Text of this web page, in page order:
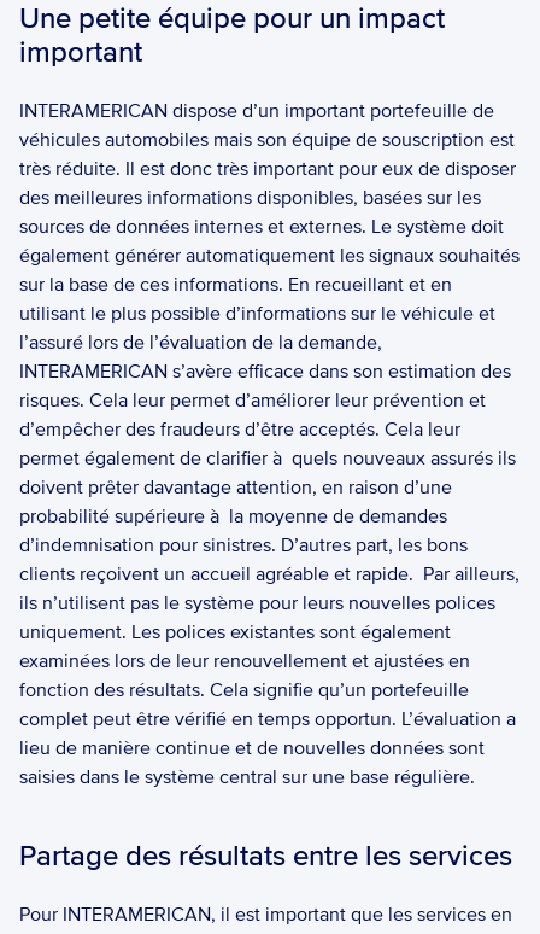
Une petite équipe pour un impact
important
INTERAMERICAN dispose d’un important portefeuille de
véhicules automobiles mais son équipe de souscription est
très réduite. Il est donc très important pour eux de disposer
des meilleures informations disponibles, basées sur les
sources de données internes et externes. Le système doit
également générer automatiquement les signaux souhaités
sur la base de ces informations. En recueillant et en
utilisant le plus possible d’informations sur le véhicule et
l’assuré lors de l’évaluation de la demande,
INTERAMERICAN s’avère efficace dans son estimation des
risques. Cela leur permet d’améliorer leur prévention et
d’empêcher des fraudeurs d’être acceptés. Cela leur
permet également de clarifier à  quels nouveaux assurés ils
doivent prêter davantage attention, en raison d’une
probabilité supérieure à  la moyenne de demandes
d’indemnisation pour sinistres. D’autres part, les bons
clients reçoivent un accueil agréable et rapide.  Par ailleurs,
ils n’utilisent pas le système pour leurs nouvelles polices
uniquement. Les polices existantes sont également
examinées lors de leur renouvellement et ajustées en
fonction des résultats. Cela signifie qu’un portefeuille
complet peut être vérifié en temps opportun. L’évaluation a
lieu de manière continue et de nouvelles données sont
saisies dans le système central sur une base régulière.
Pour INTERAMERICAN, il est important que les services en